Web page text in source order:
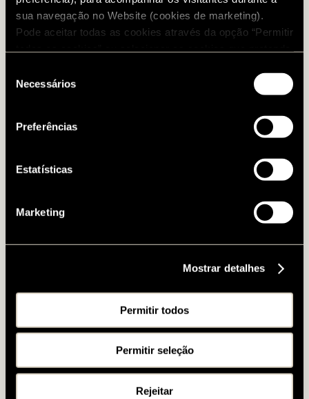
sua navegação no Website (cookies de marketing).
Pode aceitar todas as cookies através da opção “Permitir
mais informação sobre cada cookie, visite a nossa
Necessários
Preferências
Estatísticas
Marketing
Mostrar detalhes
Permitir todos
Permitir seleção
Rejeitar